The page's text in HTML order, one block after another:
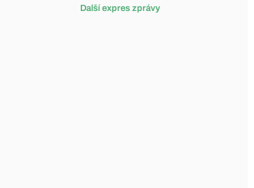
Další expres zprávy